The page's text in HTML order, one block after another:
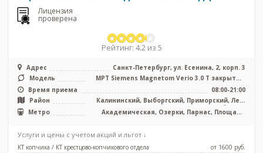
Лицензия
проверена
Рейтинг: 4.2 из 5
Адрес
Санкт-Петербург, ул. Есенина, 2, корп. 3
Модель
МРТ Siemens Magnetom Verio 3.0 T закрытый
тип, КТ Siemens Biograph 64 ...
Время приема
08:00-21:00
Район
Калининский, Выборгский, Приморский, Лен.
область
Метро
Академическая, Озерки, Парнас, Площадь
Услуги и цены с учетом акций и льгот ↓
КТ копчика / КТ крестцово-копчикового отдела от 1600 pуб.